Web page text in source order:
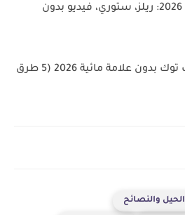
تحميل من انستقرام 2026: ريلز، ستوري، فيديو بدون
تحميل فيديو من تيك توك بدون علامة مائية 2026 (5 طرق
الحيل والنصائح